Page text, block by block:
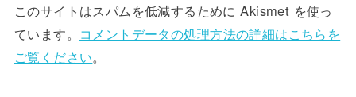
このサイトはスパムを低減するために Akismet を使っ
ています。 コメントデータの処理方法の詳細はこちらを
ご覧ください。